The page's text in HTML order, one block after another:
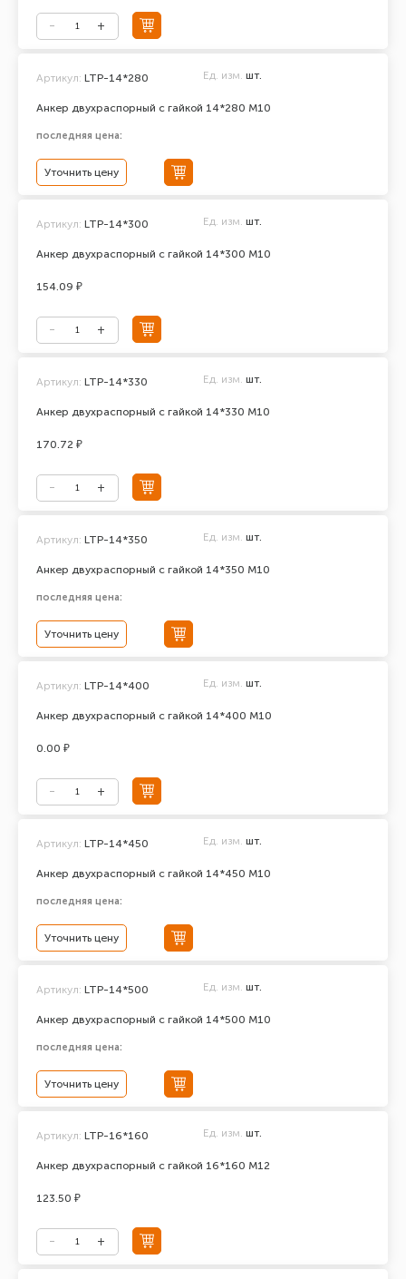
Анкер двухраспорный с гайкой 14*280 М10
Артикул: LTP-14*280 Ед. изм. шт.
последняя цена:
Уточнить цену
Анкер двухраспорный с гайкой 14*300 М10
Артикул: LTP-14*300 Ед. изм. шт.
154.09 ₽
Анкер двухраспорный с гайкой 14*330 М10
Артикул: LTP-14*330 Ед. изм. шт.
170.72 ₽
Анкер двухраспорный с гайкой 14*350 М10
Артикул: LTP-14*350 Ед. изм. шт.
последняя цена:
Уточнить цену
Анкер двухраспорный с гайкой 14*400 М10
Артикул: LTP-14*400 Ед. изм. шт.
0.00 ₽
Анкер двухраспорный с гайкой 14*450 М10
Артикул: LTP-14*450 Ед. изм. шт.
последняя цена:
Уточнить цену
Анкер двухраспорный с гайкой 14*500 М10
Артикул: LTP-14*500 Ед. изм. шт.
последняя цена:
Уточнить цену
Анкер двухраспорный с гайкой 16*160 М12
Артикул: LTP-16*160 Ед. изм. шт.
123.50 ₽